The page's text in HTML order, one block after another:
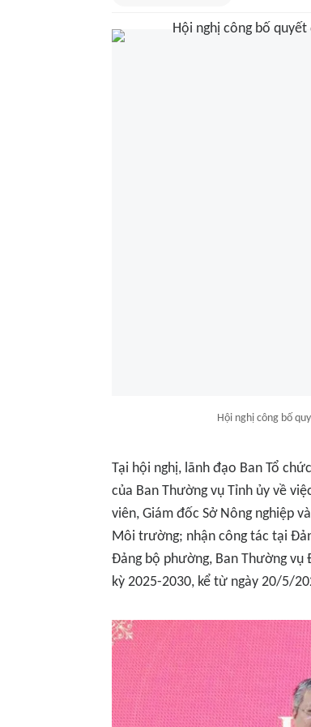
Hội nghị công bố
Tại hội nghị, lãnh đạo Ban Tổ
của Ban Thường vụ Tỉnh ủy về
viên, Giám đốc Sở Nông nghiệp
Môi trường; nhận công tác tại
Đảng bộ phường, Ban Thường vụ
kỳ 2025-2030, kể từ ngày 20/5/